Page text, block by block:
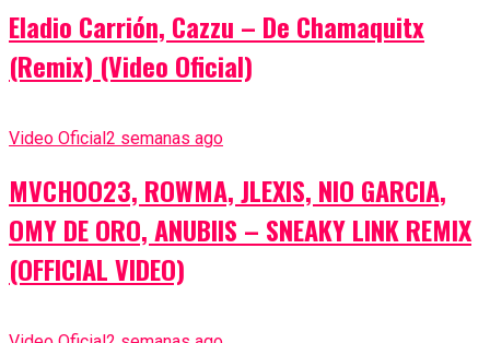
Eladio Carrión, Cazzu – De Chamaquitx
(Remix) (Video Oficial)
Video Oficial2 semanas ago
MVCHOO23, ROWMA, JLEXIS, NIO GARCIA,
OMY DE ORO, ANUBIIS – SNEAKY LINK REMIX
(OFFICIAL VIDEO)